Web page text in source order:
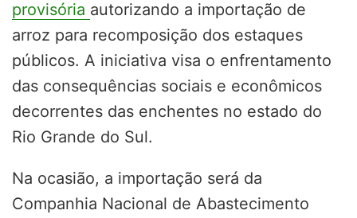
provisória autorizando a importação de
arroz para recomposição dos estaques
públicos. A iniciativa visa o enfrentamento
das consequências sociais e econômicos
decorrentes das enchentes no estado do
Rio Grande do Sul.
Na ocasião, a importação será da
Companhia Nacional de Abastecimento